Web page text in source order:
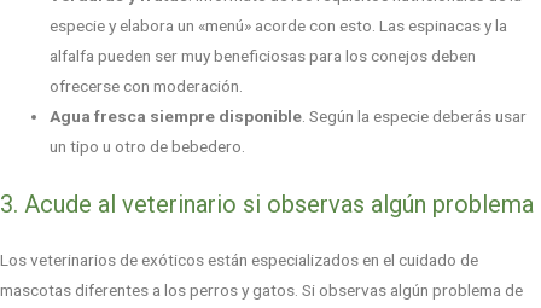
especie y elabora un «menú» acorde con esto. Las espinacas y la
alfalfa pueden ser muy beneficiosas para los conejos deben
ofrecerse con moderación.
Agua fresca siempre disponible. Según la especie deberás usar
un tipo u otro de bebedero.
3. Acude al veterinario si observas algún problema
Los veterinarios de exóticos están especializados en el cuidado de
mascotas diferentes a los perros y gatos. Si observas algún problema de